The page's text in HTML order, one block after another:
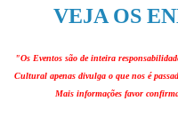
VEJA OS
"Os Eventos são de inteira
Cultural apenas divulga o que nos é
Mais informações favor